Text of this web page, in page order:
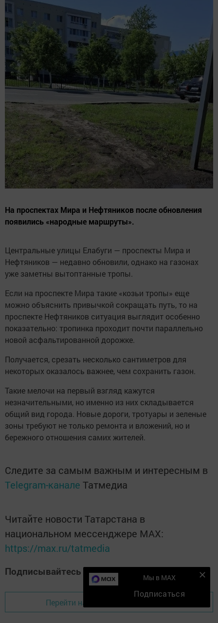
На проспектах Мира и Нефтяников после обновления
появились «народные маршруты».
Центральные улицы Елабуги — проспекты Мира и
Нефтяников — недавно обновили, однако на газонах
уже заметны вытоптанные тропы.
Если на проспекте Мира такие «козьи тропы» еще
можно объяснить привычкой сокращать путь, то на
проспекте Нефтяников ситуация выглядит особенно
показательно: тропинка проходит почти параллельно
новой асфальтированной дорожке.
Получается, срезать несколько сантиметров для
некоторых оказалось важнее, чем сохранить газон.
Такие мелочи на первый взгляд кажутся
незначительными, но именно из них складывается
общий вид города. Новые дороги, тротуары и зеленые
зоны требуют не только ремонта и вложений, но и
бережного отношения самих жителей.
Следите за самым важным и интересным в
Telegram-канале Татмедиа
Читайте новости Татарстана в
национальном мессенджере MАХ:
https://max.ru/tatmedia
Подписывайтесь на нашДзен-канал
Перейти на страницу новости
Мы в MAX
Подписаться